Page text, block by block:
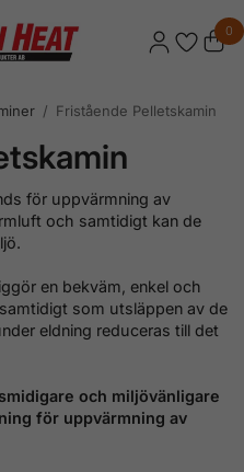
0
/ Fristående Pelletskamin
för uppvärmning av
och samtidigt kan de
en bekväm, enkel och
som utsläppen av de
eldning reduceras till det
och miljövänligare
för uppvärmning av